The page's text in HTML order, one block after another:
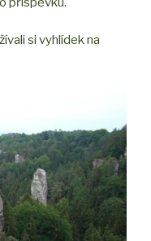
si vyhlídek na